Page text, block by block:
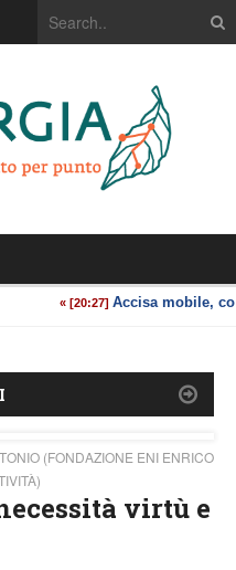
(FONDAZIONE ENI ENRICO
virtù e